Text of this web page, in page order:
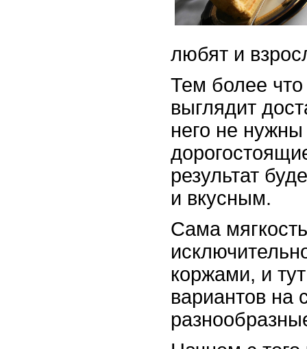
любят и
Тем более что
выглядит
него не
результат
и вкусным.
Сама
коржами, и
вариантов на